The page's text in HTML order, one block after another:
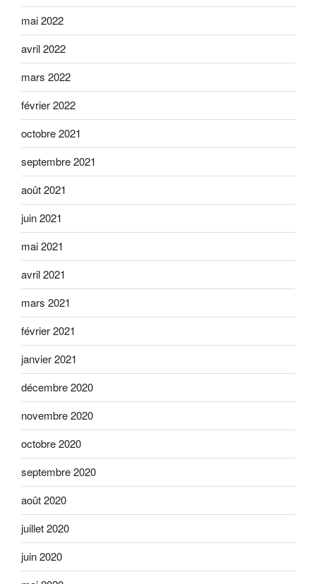
mai 2022
avril 2022
mars 2022
février 2022
octobre 2021
septembre 2021
août 2021
juin 2021
mai 2021
avril 2021
mars 2021
février 2021
janvier 2021
décembre 2020
novembre 2020
octobre 2020
septembre 2020
août 2020
juillet 2020
juin 2020